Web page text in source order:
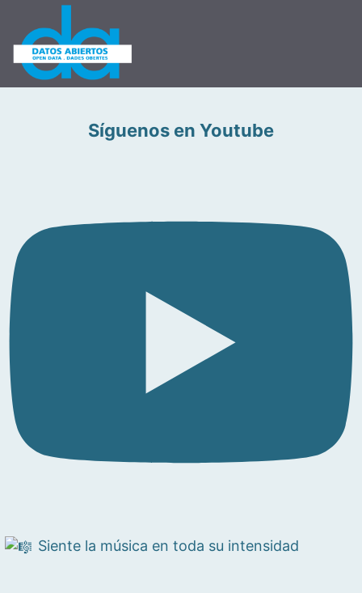
Síguenos en Youtube
Siente la música en toda su intensidad